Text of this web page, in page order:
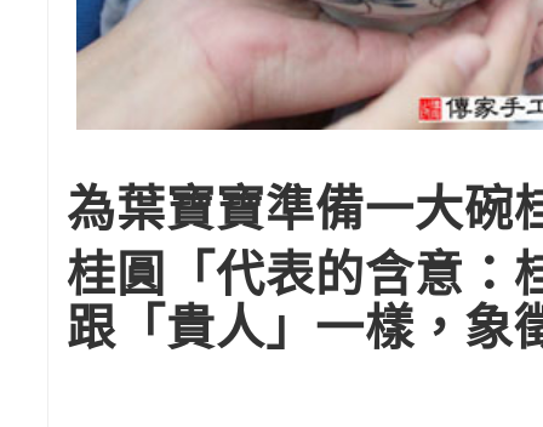
為葉寶寶準備一大
桂圓「代表的含意：
跟「貴人」一樣，象